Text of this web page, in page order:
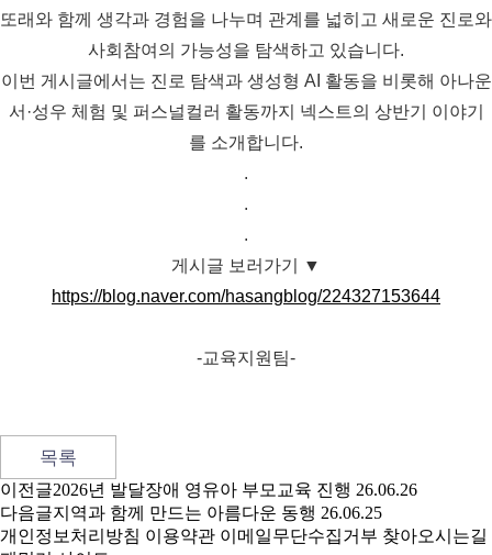
또래와 함께 생각과 경험을 나누며 관계를 넓히고 새로운 진로와
사회참여의 가능성을 탐색하고 있습니다.
이번 게시글에서는 진로 탐색과 생성형 AI 활동을 비롯해 아나운
서·성우 체험 및 퍼스널컬러 활동까지 넥스트의 상반기 이야기
를 소개합니다.
.
.
.
게시글 보러가기 ▼
https://blog.naver.com/hasangblog/224327153644
-교육지원팀-
목록
이전글2026년 발달장애 영유아 부모교육 진행 26.06.26
다음글지역과 함께 만드는 아름다운 동행 26.06.25
개인정보처리방침 이용약관 이메일무단수집거부 찾아오시는길